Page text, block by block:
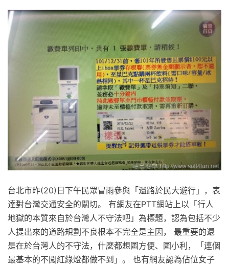
台北市昨(20)日下午民眾冒雨參與「還路於民大遊行」，表
達對台灣交通安全的關切。 有網友在PTT網站上以「行人
地獄的本質來自於台灣人不守法吧」為標題，認為包括不少
人提出來的道路規劃不良根本不完全是主因， 最重要的還
是在於台灣人的不守法，什麼都想圖方便、圖小利，「連個
最基本的不闖紅綠燈都做不到」。 也有網友認為佔位女子